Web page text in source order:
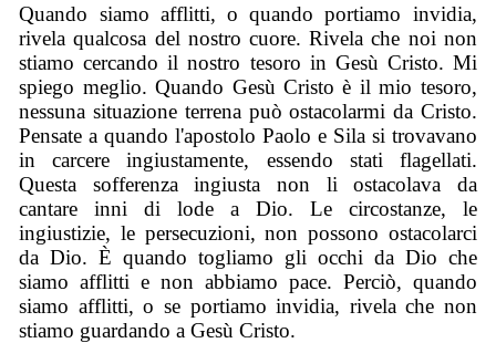
Quando siamo afflitti, o quando portiamo invidia,
rivela qualcosa del nostro cuore. Rivela che noi non
stiamo cercando il nostro tesoro in Gesù Cristo. Mi
spiego meglio. Quando Gesù Cristo è il mio tesoro,
nessuna situazione terrena può ostacolarmi da Cristo.
Pensate a quando l'apostolo Paolo e Sila si trovavano
in carcere ingiustamente, essendo stati flagellati.
Questa sofferenza ingiusta non li ostacolava da
cantare inni di lode a Dio. Le circostanze, le
ingiustizie, le persecuzioni, non possono ostacolarci
da Dio. È quando togliamo gli occhi da Dio che
siamo afflitti e non abbiamo pace. Perciò, quando
siamo afflitti, o se portiamo invidia, rivela che non
stiamo guardando a Gesù Cristo.